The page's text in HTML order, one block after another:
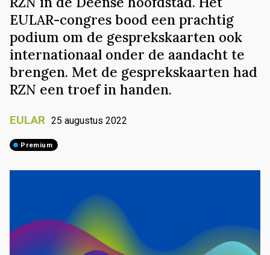
EULAR-congres bood een prachtig
podium om de gesprekskaarten ook
internationaal onder de aandacht te
brengen. Met de gesprekskaarten had
RZN een troef in handen.
EULAR 25 augustus 2022
premium